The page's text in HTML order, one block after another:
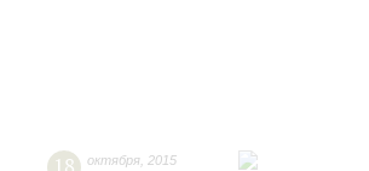
октября 2015